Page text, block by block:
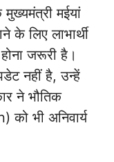
मईयां
के लिए लाभार्थी
जरूरी है।
नहीं है, उन्हें
ने भौतिक
भी अनिवार्य